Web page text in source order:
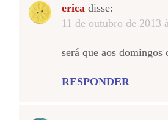
erica disse:
11 de outubro de 2013
será que aos domingos
RESPONDER